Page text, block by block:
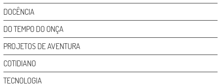
DOCÊNCIA
DO TEMPO DO ONÇA
PROJETOS DE AVENTURA
COTIDIANO
TECNOLOGIA